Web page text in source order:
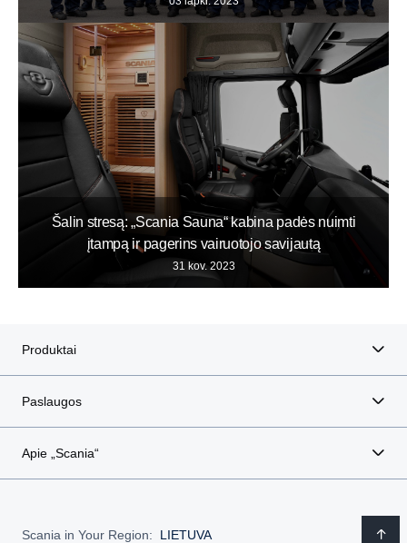
Šalin stresą: „Scania Sauna“ kabina padės nuimti
įtampą ir pagerins vairuotojo savijautą
31 kov. 2023
Produktai
Paslaugos
Apie „Scania“
Scania in Your Region: LIETUVA